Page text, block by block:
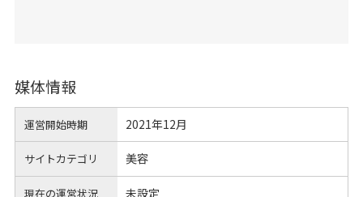
媒体情報
運営開始時期 2021年12月
サイトカテゴリ 美容
現在の運営状況 未設定